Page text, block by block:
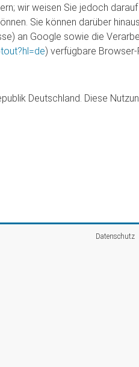
wir weisen Sie jedoch
Sie können darüber
an Google sowie die
) verfügbare Browser-
Deutschland. Diese
Datenschutz